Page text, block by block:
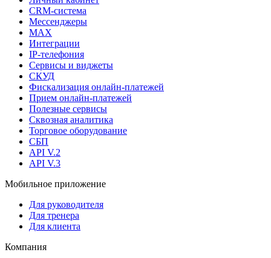
CRM-система
Мессенджеры
MAX
Интеграции
IP-телефония
Сервисы и виджеты
СКУД
Фискализация онлайн‑платежей
Прием онлайн-платежей
Полезные сервисы
Сквозная аналитика
Торговое оборудование
СБП
API V.2
API V.3
Мобильное приложение
Для руководителя
Для тренера
Для клиента
Компания